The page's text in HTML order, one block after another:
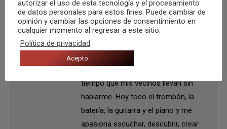
Autor: Daniel Diaz
Soy albaceteño y alicantino a
tiempo parcial. Mis padres me
apuntaron a clases de solfeo hace
tiempo que mis vecinos llevan sin
hablarme. Hoy toco el trombón, la
batería, la guitarra y el piano y me
apasiona escuchar, descubrir, crear
autorizar el uso de esta tecnología y el procesamiento
de datos personales para estos fines. Puede cambiar de
opinión y cambiar las opciones de consentimiento en
cualquier momento al regresar a este sitio.
Política de privacidad
Acepto